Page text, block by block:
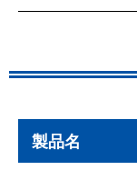
製品名